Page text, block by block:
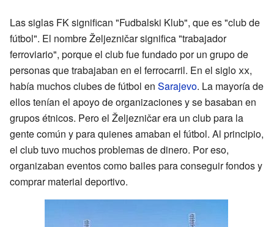
Las siglas FK significan "Fudbalski Klub", que es "club de
fútbol". El nombre Željezničar significa "trabajador
ferroviario", porque el club fue fundado por un grupo de
personas que trabajaban en el ferrocarril. En el sigloxx,
había muchos clubes de fútbol en Sarajevo. La mayoría de
ellos tenían el apoyo de organizaciones y se basaban en
grupos étnicos. Pero el Željezničar era un club para la
gente común y para quienes amaban el fútbol. Al principio,
el club tuvo muchos problemas de dinero. Por eso,
organizaban eventos como bailes para conseguir fondos y
comprar material deportivo.